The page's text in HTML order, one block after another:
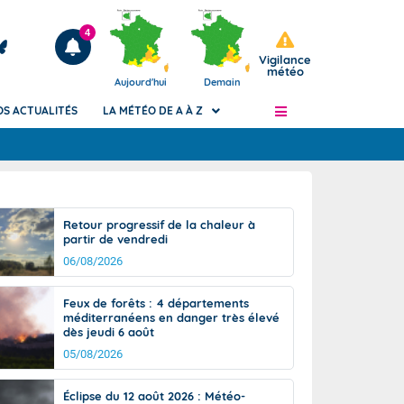
Articles
4
Aujourd'hui Demain
Vigilance
météo
de
Phénomènes dangereux de J+2 à J+7
Avertissement pluies intenses à l'échelle
des communes (Apic)
Bulletins Marine
Bulletins d'estimation du risque
d'avalanche
Météo des forêts
Vigicrues
ACTUALITÉS LA MÉTÉO DE A À Z
Retour progressif de la chaleur à
partir de vendredi
06/08/2026
Feux de forêts : 4 départements
méditerranéens en danger très élevé
dès jeudi 6 août
05/08/2026
Éclipse du 12 août 2026 : Météo-